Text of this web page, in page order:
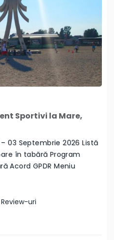
Sportivi la Mare,
03 Septembrie 2026 Listă
în tabără Program
Acord GPDR Meniu
uri